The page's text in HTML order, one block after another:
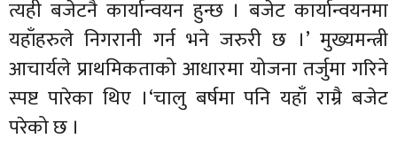
त्यही बजेटनै कार्यान्वयन हुन्छ । बजेट कार्यान्वयनमा
यहाँहरुले निगरानी गर्न भने जरुरी छ ।’ मुख्यमन्त्री
आचार्यले प्राथमिकताको आधारमा योजना तर्जुमा गरिने
स्पष्ट पारेका थिए ।‘चालु बर्षमा पनि यहाँ राम्रै बजेट
परेको छ ।